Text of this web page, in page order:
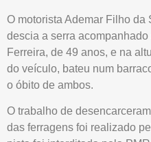
O motorista Ademar Filho
descia a serra
Ferreira, de 49 anos, e na
do veículo, bateu num
o óbito de ambos.
O trabalho de
das ferragens foi realizado